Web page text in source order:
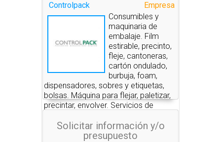
Empresa
Controlpack
Consumibles y
maquinaria de
embalaje. Film
estirable, precinto,
fleje, cantoneras,
cartón ondulado,
burbuja, foam,
dispensadores, sobres y etiquetas,
bolsas. Máquina para flejar, paletizar,
precintar, envolver. Servicios de
Solicitar información y/o
presupuesto